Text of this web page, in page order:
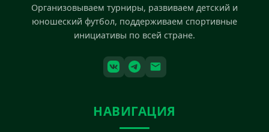
Организовываем турниры, развиваем детский и
юношеский футбол, поддерживаем спортивные
инициативы по всей стране.
НАВИГАЦИЯ